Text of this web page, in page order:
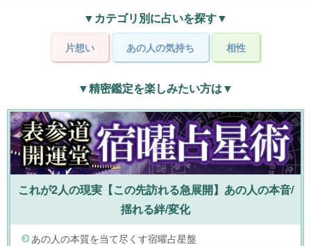
▼カテゴリ別に占いを探す▼
片想い あの人の気持ち 相性
▼精密鑑定を楽しみたい方は▼
これが2人の現実【この先訪れる急展開】あの人の本音/
揺れる絆/変化
あの人の本質を当て尽くす宿曜占星盤